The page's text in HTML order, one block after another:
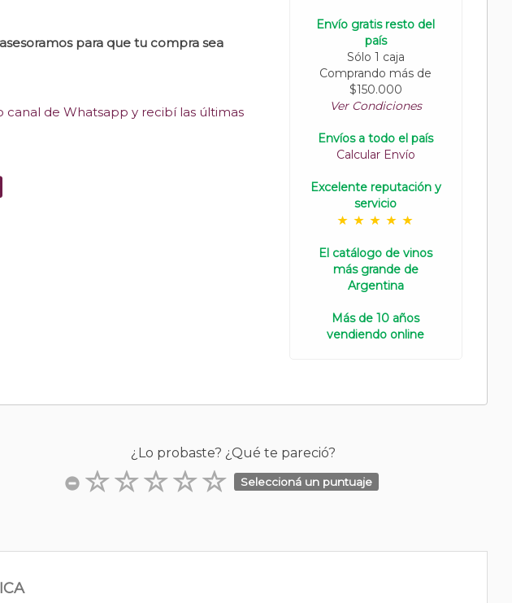
para que tu compra sea
canal de Whatsapp y recibí las últimas
Envío gratis resto del
país
Sólo 1 caja
Comprando más de
$150.000
Ver Condiciones
Envíos a todo el país
Calcular Envío
Excelente reputación y
servicio
El catálogo de vinos
más grande de
Argentina
Más de 10 años
vendiendo online
¿Lo probaste? ¿Qué te pareció?
Seleccioná un puntuaje